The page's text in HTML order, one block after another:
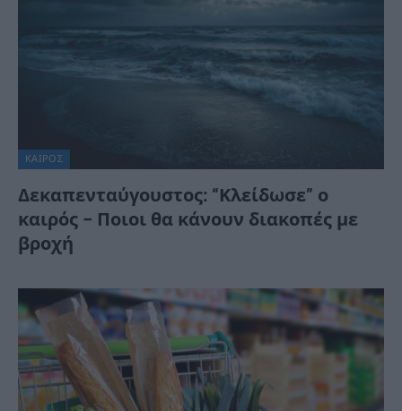
ΚΑΙΡΌΣ
Δεκαπενταύγουστος: “Κλείδωσε” ο
καιρός – Ποιοι θα κάνουν διακοπές με
βροχή